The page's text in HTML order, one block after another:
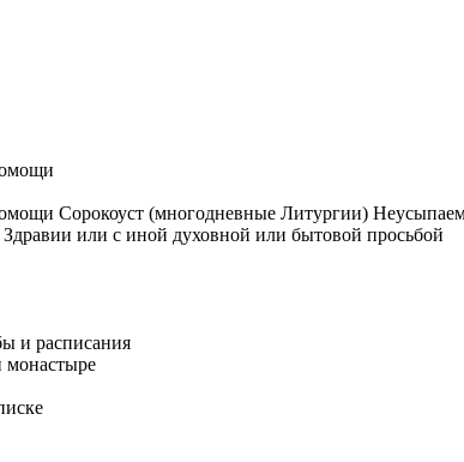
Сорокоуст (многодневные Литургии)
или с иной духовной или бытовой просьбой
и расписания
монастыре